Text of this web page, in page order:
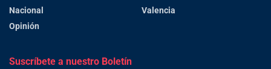
Nacional
Opinión
Valencia
Suscríbete a nuestro Boletín